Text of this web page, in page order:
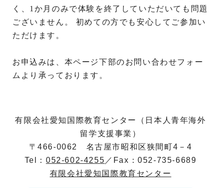
く、 1 か月のみで体験を終了していただいても問題
ございません。 初めての方でも安心してご参加い
ただけます。
お申込みは、本ページ下部のお問い合わせフォー
ムより承っております。
有限会社愛知国際教育センター（日本人青年海外
留学支援事業）
〒466-0062 名古屋市昭和区狭間町4－4
Tel： 052‐602‐4255 ／Fax：052‐735‐6689
有限会社愛知国際教育センター